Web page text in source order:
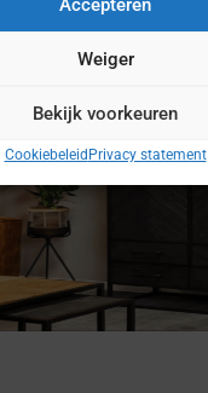
Weiger
Bekijk voorkeuren
Cookiebeleid Privacy statement